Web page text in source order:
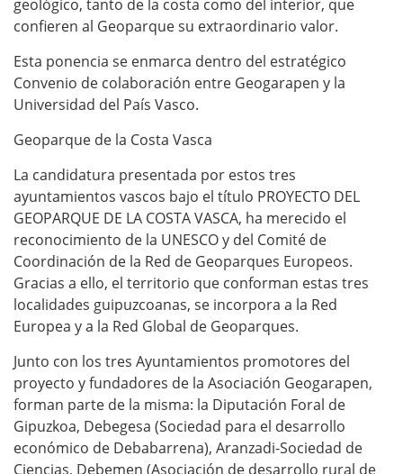
geológico, tanto de la costa como del interior, que
confieren al Geoparque su extraordinario valor.
Esta ponencia se enmarca dentro del estratégico
Convenio de colaboración entre Geogarapen y la
Universidad del País Vasco.
Geoparque de la Costa Vasca
La candidatura presentada por estos tres
ayuntamientos vascos bajo el título PROYECTO DEL
GEOPARQUE DE LA COSTA VASCA, ha merecido el
reconocimiento de la UNESCO y del Comité de
Coordinación de la Red de Geoparques Europeos.
Gracias a ello, el territorio que conforman estas tres
localidades guipuzcoanas, se incorpora a la Red
Europea y a la Red Global de Geoparques.
Junto con los tres Ayuntamientos promotores del
proyecto y fundadores de la Asociación Geogarapen,
forman parte de la misma: la Diputación Foral de
Gipuzkoa, Debegesa (Sociedad para el desarrollo
económico de Debabarrena), Aranzadi-Sociedad de
Ciencias, Debemen (Asociación de desarrollo rural de